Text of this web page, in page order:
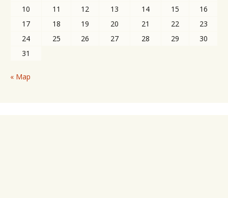
10
11 12 13 14 15
16
17
18 19 20 21 22
23
24
25 26 27 28 29
30
31
« Мар